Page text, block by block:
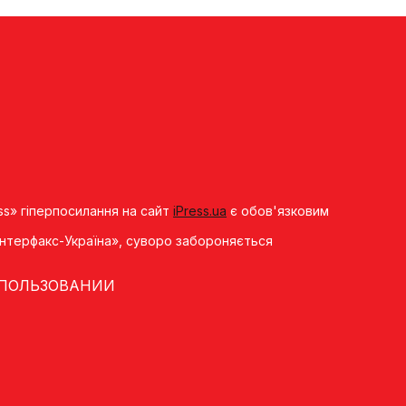
гіперпосилання на сайт iPress.ua є обов'язковим
Україна», суворо забороняється